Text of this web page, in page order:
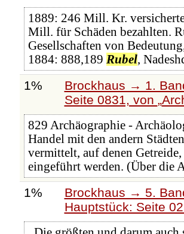
1889: 246 Mill. Kr.
Mill. für Schäden bezahlten.
Gesellschaften von
1884: 888,189 Rubel,
1%
Brockhaus → 1.
Seite 0831, von
829 Archäographie -
Handel mit den andern
vermittelt, auf denen
eingeführt werden. (Über die
1%
Brockhaus → 5.
Hauptstück: Seite